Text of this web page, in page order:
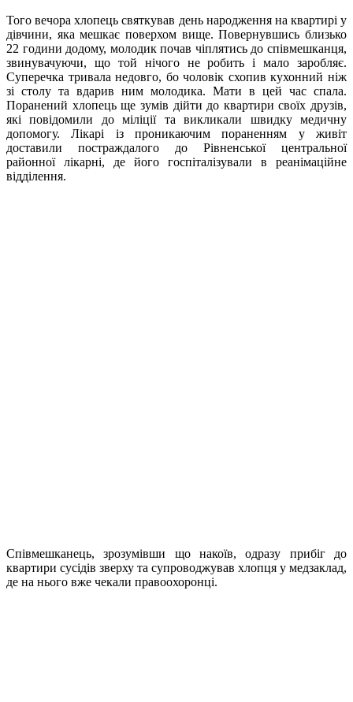
Того вечора хлопець святкував день народження на квартирі у
дівчини, яка мешкає поверхом вище. Повернувшись близько
22 години додому, молодик почав чіплятись до співмешканця,
звинувачуючи, що той нічого не робить і мало заробляє.
Суперечка тривала недовго, бо чоловік схопив кухонний ніж
зі столу та вдарив ним молодика. Мати в цей час спала.
Поранений хлопець ще зумів дійти до квартири своїх друзів,
які повідомили до міліції та викликали швидку медичну
допомогу. Лікарі із проникаючим пораненням у живіт
доставили постраждалого до Рівненської центральної
районної лікарні, де його госпіталізували в реанімаційне
відділення.
Співмешканець, зрозумівши що накоїв, одразу прибіг до
квартири сусідів зверху та супроводжував хлопця у медзаклад,
де на нього вже чекали правоохоронці.